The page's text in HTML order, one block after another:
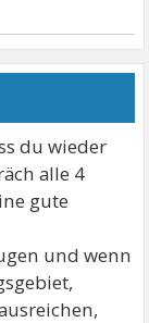
du wieder
alle 4
gute
und wenn